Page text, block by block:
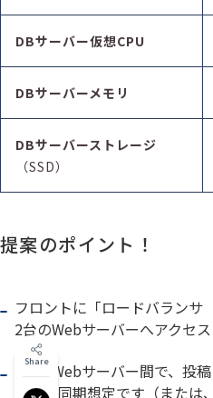
DBサーバー仮想CPU
DBサーバーメモリ
DBサーバーストレージ
（SSD）
提案のポイント！
フロントに「ロードバランサ
2台のWebサーバーへアクセ
2台のWebサーバー間で、投
ータを同期想定です（また
Share